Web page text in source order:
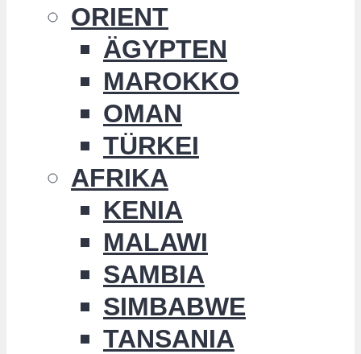
ORIENT
ÄGYPTEN
MAROKKO
OMAN
TÜRKEI
AFRIKA
KENIA
MALAWI
SAMBIA
SIMBABWE
TANSANIA